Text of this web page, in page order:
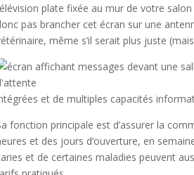
plate fixée au mur de votre
pas brancher cet écran sur une
même s’il serait plus juste
et de multiples capacités
fonction principale est d’assurer la
et des jours d’ouverture, en
et de certaines maladies peuvent